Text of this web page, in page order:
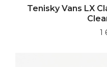
Tenisky Vans LX
1